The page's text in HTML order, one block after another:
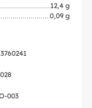
12,4 g
0,09 g
003